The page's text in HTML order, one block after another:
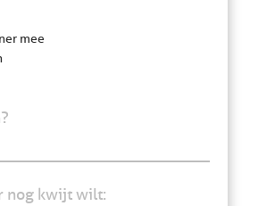
mee
nog kwijt wilt: